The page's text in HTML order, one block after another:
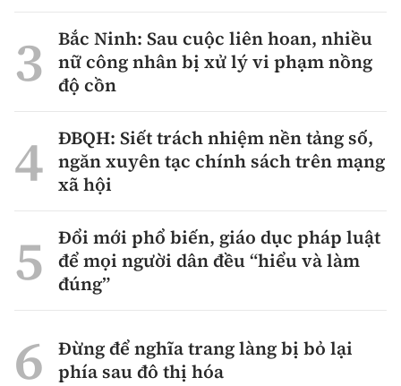
Bắc Ninh: Sau cuộc liên hoan, nhiều
nữ công nhân bị xử lý vi phạm nồng
độ cồn
ĐBQH: Siết trách nhiệm nền tảng số,
ngăn xuyên tạc chính sách trên mạng
xã hội
Đổi mới phổ biến, giáo dục pháp luật
để mọi người dân đều “hiểu và làm
đúng”
Đừng để nghĩa trang làng bị bỏ lại
phía sau đô thị hóa